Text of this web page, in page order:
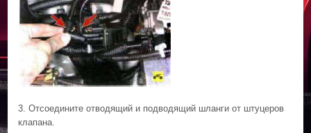
3. Отсоедините отводящий и подводящий шланги от штуцеров
клапана.